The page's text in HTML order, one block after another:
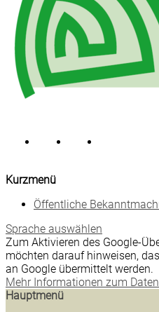
Kurzmenü
Öffentliche
Sprache auswählen
Zum Aktivieren des Google-
möchten darauf hinweisen,
an Google übermittelt werden.
Mehr Informationen zum
Hauptmenü